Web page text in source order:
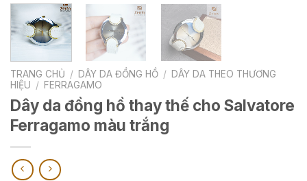
TRANG CHỦ / DÂY DA ĐỒNG HỒ / DÂY DA THEO THƯƠNG
HIỆU / FERRAGAMO
Dây da đồng hồ thay thế cho Salvatore
Ferragamo màu trắng